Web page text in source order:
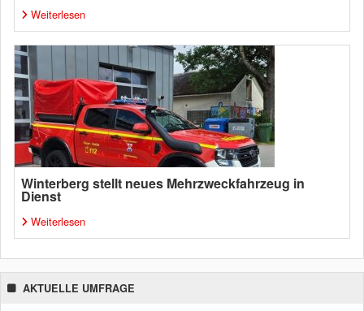
Weiterlesen
Winterberg stellt neues Mehrzweckfahrzeug in
Dienst
Weiterlesen
AKTUELLE UMFRAGE